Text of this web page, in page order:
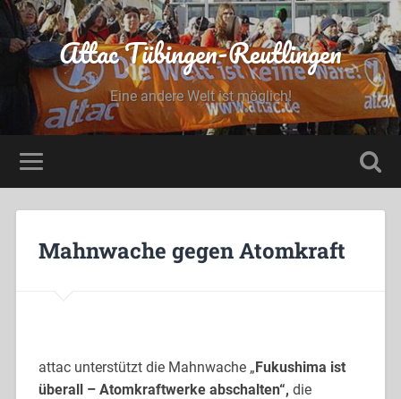
Attac Tübingen-Reutlingen
Eine andere Welt ist möglich!
Mahnwache gegen Atomkraft
attac unterstützt die Mahnwache „Fukushima ist
überall – Atomkraftwerke abschalten“, die